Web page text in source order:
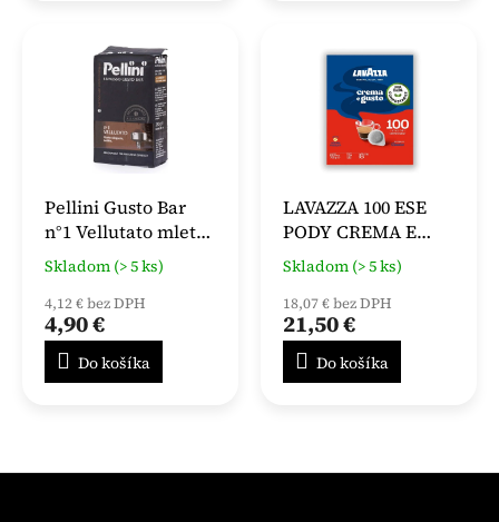
Pellini Gusto Bar
n°1 Vellutato mletá
káva 250 g
Skladom (> 5 ks)
4,12 € bez DPH
4,90 €
Do košíka
LAVAZZA 100 ESE
PODY CREMA E
GUSTO
Skladom (> 5 ks)
18,07 € bez DPH
21,50 €
Do košíka
Z